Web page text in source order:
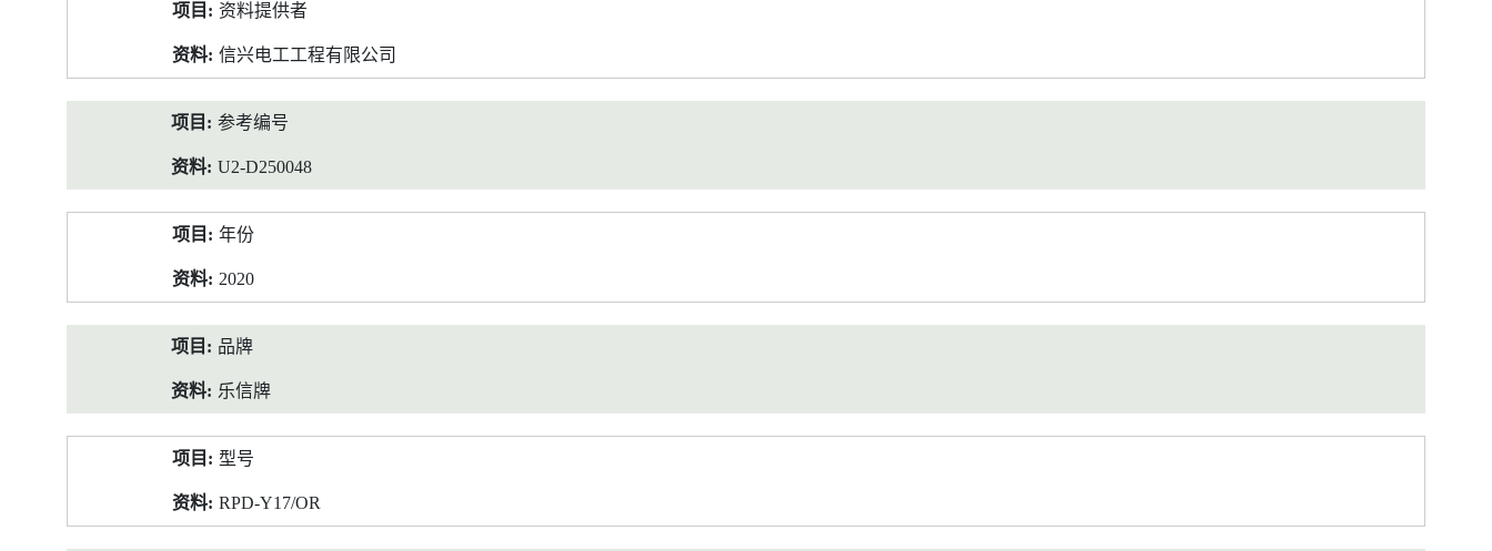
料
资料提供者
信兴电工工程有限公司
参考编号
U2-D250048
年份
2020
品牌
乐信牌
型号
RPD-Y17/OR